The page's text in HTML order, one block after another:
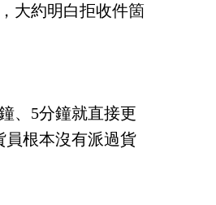
大約明白拒收件箇
、5分鐘就直接更
員根本沒有派過貨